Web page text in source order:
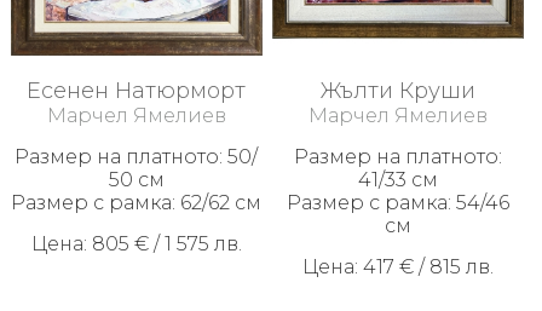
ИЗКУСТВО
Плащане
доставка
Контакти
За
Есенен Натюрморт
Марчел Ямелиев
Размер на платното: 50/
50 см
Размер с рамка: 62/62 см
Цена: 805 € / 1 575 лв.
Жълти Круши
Марчел Ямелиев
Размер на платното:
41/33 см
Размер с рамка: 54/46
см
Цена: 417 € / 815 лв.